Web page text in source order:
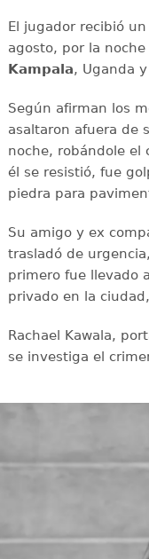
El jugador recibió
agosto, por la noche
Kampala, Uganda
Según afirman los
asaltaron afuera de
noche, robándole el
él se resistió, fue
piedra para
Su amigo y ex
trasladó de
primero fue llevado
privado en la
Rachael Kawala,
se investiga el